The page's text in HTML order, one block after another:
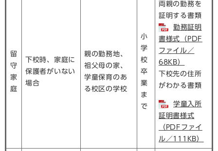
留
守
家
庭
下校時、家庭に
保護者がいない
場合
親の勤務地、
祖父母の家、
学童保育のあ
る校区の学校
小
学
校
卒
業
ま
で
両親の勤務を
証明する書類
勤務証明
書様式（PDF
ファイル／
68KB）
下校先の住所
がわかる書類
学童入所
証明書様式
（PDFファイ
ル／111KB）